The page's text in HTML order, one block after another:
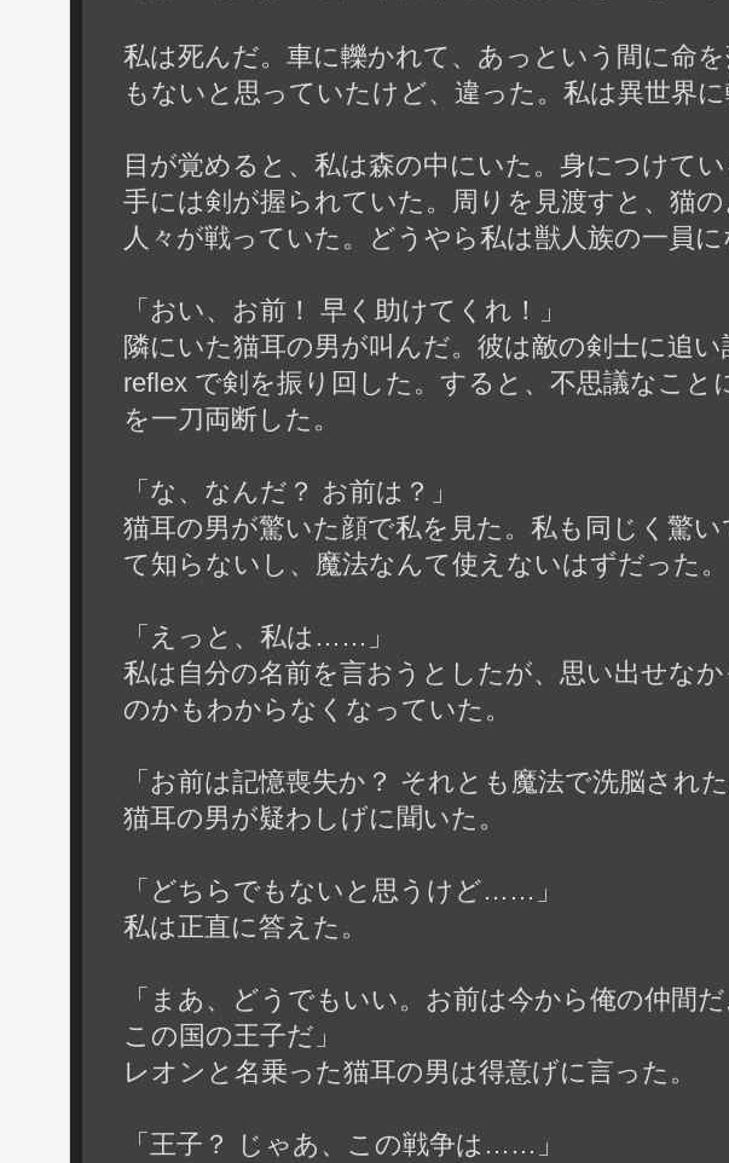
私は死んだ。車に轢かれて、あっという間に命
もないと思っていたけど、違った。私は異世界に
目が覚めると、私は森の中にいた。身につけてい
手には剣が握られていた。周りを見渡すと、猫
人々が戦っていた。どうやら私は獣人族の一員に
「おい、お前！ 早く助けてくれ！」
隣にいた猫耳の男が叫んだ。彼は敵の剣士に追
reflex で剣を振り回した。すると、不思議なこと
を一刀両断した。
「な、なんだ？ お前は？」
猫耳の男が驚いた顔で私を見た。私も同じく驚
て知らないし、魔法なんて使えないはずだった。
「えっと、私は……」
私は自分の名前を言おうとしたが、思い出せな
のかもわからなくなっていた。
「お前は記憶喪失か？ それとも魔法で洗脳された
猫耳の男が疑わしげに聞いた。
「どちらでもないと思うけど……」
私は正直に答えた。
「まあ、どうでもいい。お前は今から俺の仲間
この国の王子だ」
レオンと名乗った猫耳の男は得意げに言った。
「王子？ じゃあ、この戦争は……」